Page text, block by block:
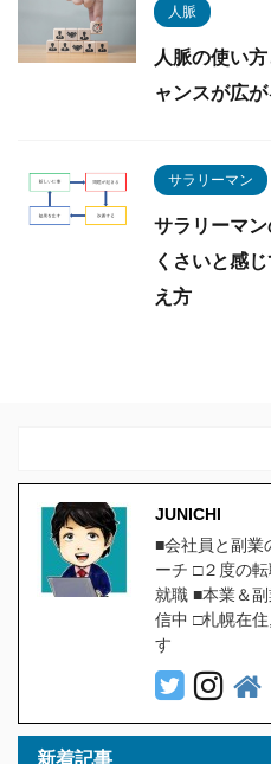
人脈
人脈の使い
ャンスが広
サラリーマン
サラリーマ
くさいと感
え方
JUNICHI
■会社員と副業
ーチ □２度の
就職 ■本業＆
信中 □札幌在
す
新着記事